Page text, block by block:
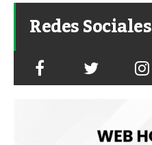
Redes Sociales